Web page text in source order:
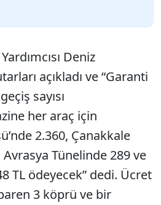
Deniz
açıkladı ve “Garanti
sayısı
her araç için
2.360, Çanakkale
Avrasya Tünelinde 289 ve
TL ödeyecek” dedi. Ücret
3 köprü ve bir